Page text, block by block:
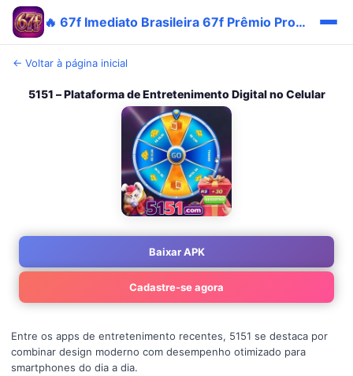
🔥 67f Imediato Brasileira 67f Prêmio Promo Login
← Voltar à página inicial
5151 – Plataforma de Entretenimento Digital no Celular
Baixar APK
Cadastre-se agora
Entre os apps de entretenimento recentes, 5151 se destaca por
combinar design moderno com desempenho otimizado para
smartphones do dia a dia.